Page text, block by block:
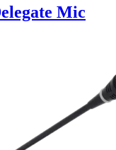
Mic